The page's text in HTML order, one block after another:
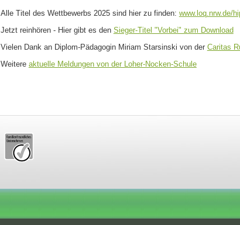
Alle Titel des Wettbewerbs 2025 sind hier zu finden: www.loq.nrw.de/
Jetzt reinhören - Hier gibt es den Sieger-Titel "Vorbei" zum Download
Vielen Dank an Diplom-Pädagogin Miriam Starsinski von der Caritas
Weitere aktuelle Meldungen von der Loher-Nocken-Schule